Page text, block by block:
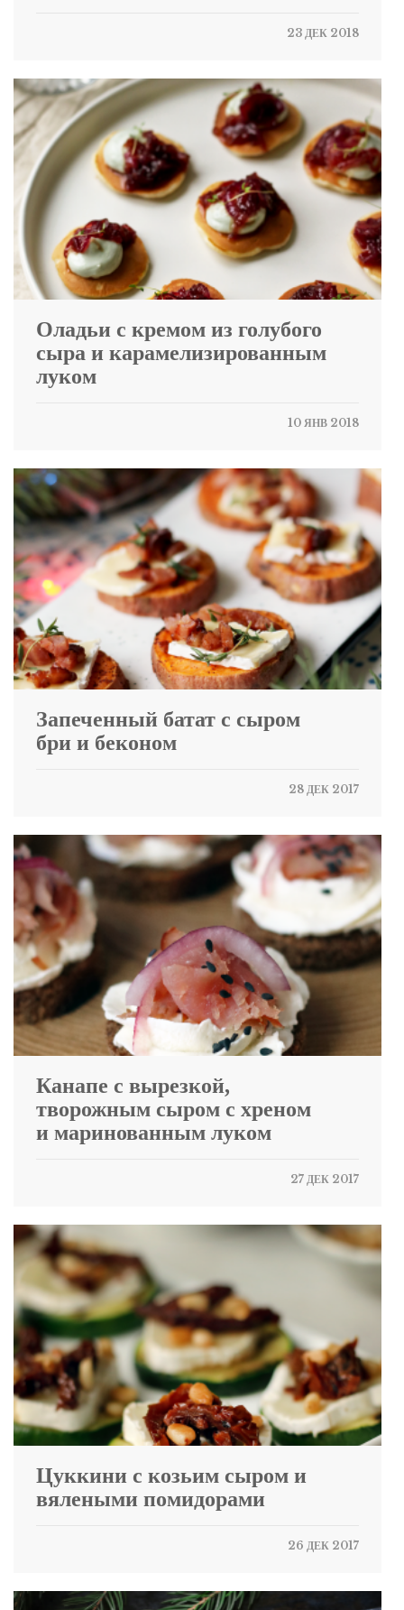
23 ДЕК 2018
Оладьи с кремом из голубого
сыра и карамелизированным
луком
10 ЯНВ 2018
Запеченный батат с сыром
бри и беконом
28 ДЕК 2017
Канапе с вырезкой,
творожным сыром с хреном
и маринованным луком
27 ДЕК 2017
Цуккини с козьим сыром и
вялеными помидорами
26 ДЕК 2017